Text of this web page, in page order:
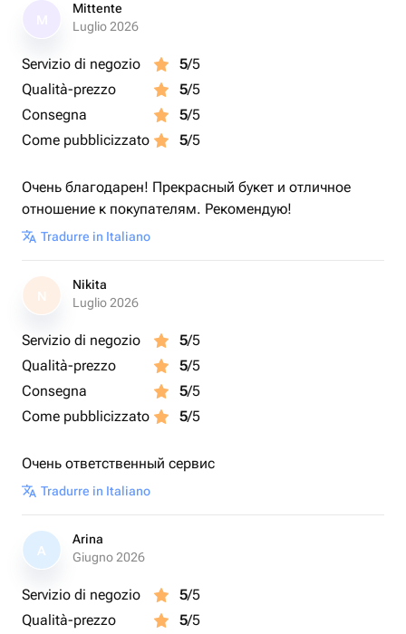
Mittente
Luglio 2026
Servizio di negozio 5/5
Qualità-prezzo
5/5
Consegna
5/5
Come pubblicizzato
5/5
Очень благодарен! Прекрасный букет и отличное
отношение к покупателям. Рекомендую!
Tradurre in Italiano
N
Nikita
Luglio 2026
Servizio di negozio 5/5
Qualità-prezzo
5/5
Consegna
5/5
Come pubblicizzato
5/5
Очень ответственный сервис
Tradurre in Italiano
A
Arina
Giugno 2026
Servizio di negozio 5/5
Qualità-prezzo
5/5